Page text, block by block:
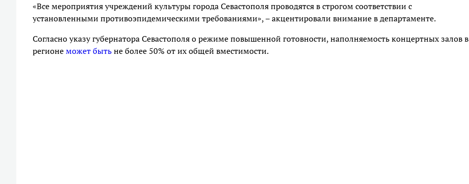
«Все мероприятия учреждений культуры города Севастополя проводятся в строгом соответствии с
установленными противоэпидемическими требованиями», – акцентировали внимание в департаменте.
Согласно указу губернатора Севастополя о режиме повышенной готовности, наполняемость концертных залов в
регионеможет бытьне более 50% от их общей вместимости.